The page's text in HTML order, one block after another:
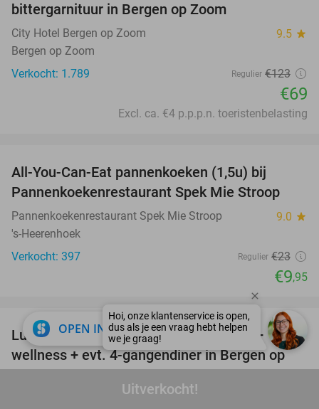
Uitverkocht!
bittergarnituur in Bergen op Zoom
City Hotel Bergen op Zoom 9.5 star
Bergen op Zoom
Verkocht: 1.789
Regulier €123
€69
Excl. ca. €4 p.p.p.n. toeristenbelasting
All-You-Can-Eat pannenkoeken (1,5u) bij
Pannenkoekenrestaurant Spek Mie Stroop
Pannenkoekenrestaurant Spek Mie Stroop 9.0 star
's-Heerenhoek
Verkocht: 397
Regulier €23
€9,95
38%
Luxe overnachting(en) voor 2 + ontbijt +
wellness + evt. 4-gangendiner in Bergen op
Zoom
OPEN IN APP close